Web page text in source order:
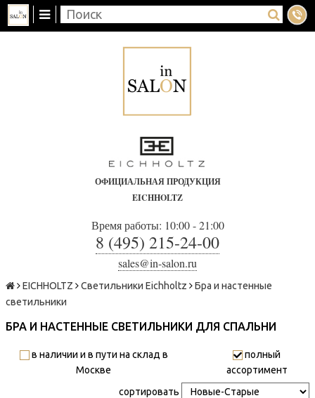
ОФИЦИАЛЬНАЯ ПРОДУКЦИЯ
EICHHOLTZ
Время работы: 10:00 - 21:00
8 (495) 215-24-00
sales@in-salon.ru
EICHHOLTZ Светильники Eichholtz
Бра и настенные
светильники
БРА И НАСТЕННЫЕ СВЕТИЛЬНИКИ ДЛЯ СПАЛЬНИ
в наличии и в пути на склад в
Москве
полный
ассортимент
сортировать